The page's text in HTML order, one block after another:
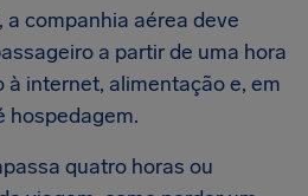
a companhia aérea deve
a partir de uma hora
à internet, alimentação e, em
hospedagem.
quatro horas ou